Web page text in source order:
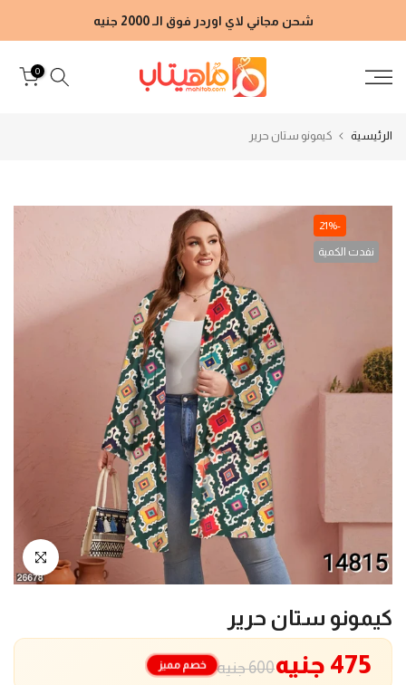
إلى
شحن مجاني لاي اوردر فوق الـ 2000 جنيه
0
الرئيسية كيمونو ستان حرير
-21%
نفدت الكمية
انقر للتكبير
كيمونو ستان حرير
600 جنيه 475 جنيه خصم مميز